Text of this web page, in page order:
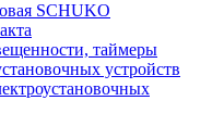
SCHUKO
таймеры
устройств